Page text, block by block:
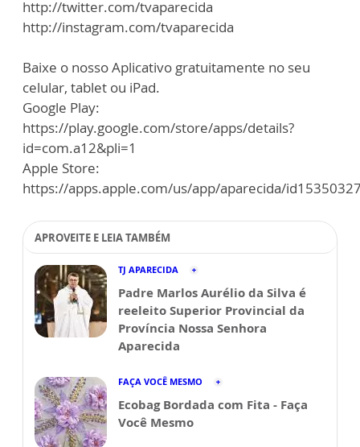
http://twitter.com/tvaparecida
http://instagram.com/tvaparecida
Baixe o nosso Aplicativo gratuitamente no seu
celular, tablet ou iPad.
Google Play:
https://play.google.com/store/apps/details?
id=com.a12&pli=1
Apple Store:
https://apps.apple.com/us/app/aparecida/
APROVEITE E LEIA TAMBÉM
TJ APARECIDA
Padre Marlos Aurélio da Silva é
reeleito Superior Provincial da
Província Nossa Senhora
Aparecida
FAÇA VOCÊ MESMO
Ecobag Bordada com Fita - Faça
Você Mesmo